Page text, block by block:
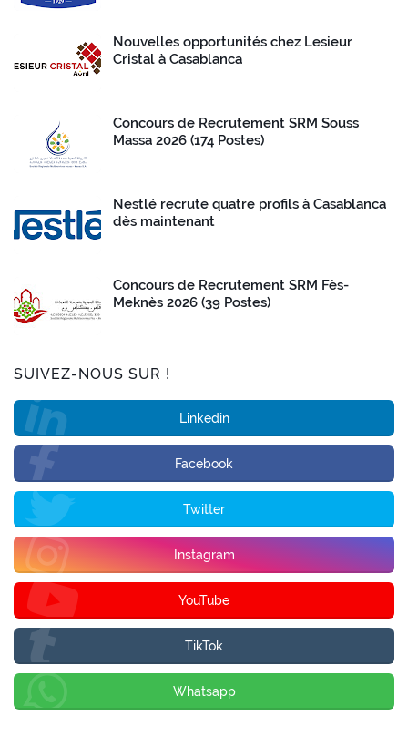
Nouvelles opportunités chez Lesieur
Cristal à Casablanca
Concours de Recrutement SRM Souss
Massa 2026 (174 Postes)
Nestlé recrute quatre profils à Casablanca
dès maintenant
Concours de Recrutement SRM Fès-
Meknès 2026 (39 Postes)
SUIVEZ-NOUS SUR !
Linkedin
Facebook
Twitter
Instagram
YouTube
TikTok
Whatsapp